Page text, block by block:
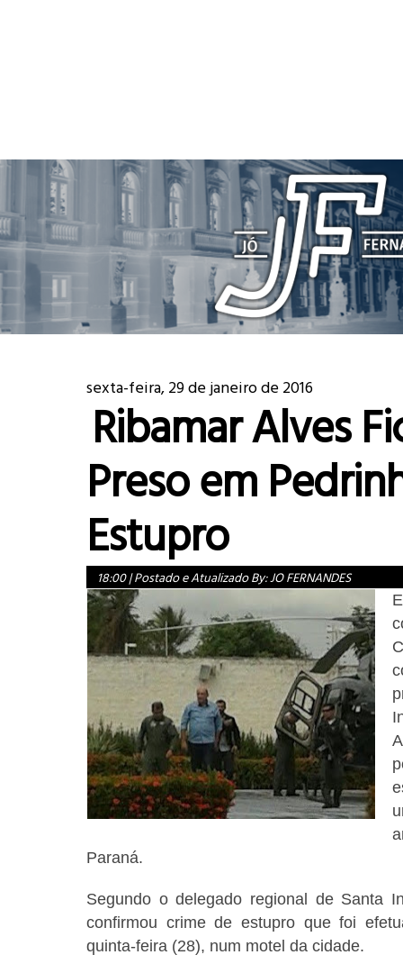
sexta-feira, 29 de janeiro de 2016
Ribamar Alves
Preso em
Estupro
18:00|Postado e Atualizado By:JO FERNANDES
Paraná.
Segundo o delegado regional de Santa
confirmou crime de estupro que foi
quinta-feira (28), num motel da cidade.